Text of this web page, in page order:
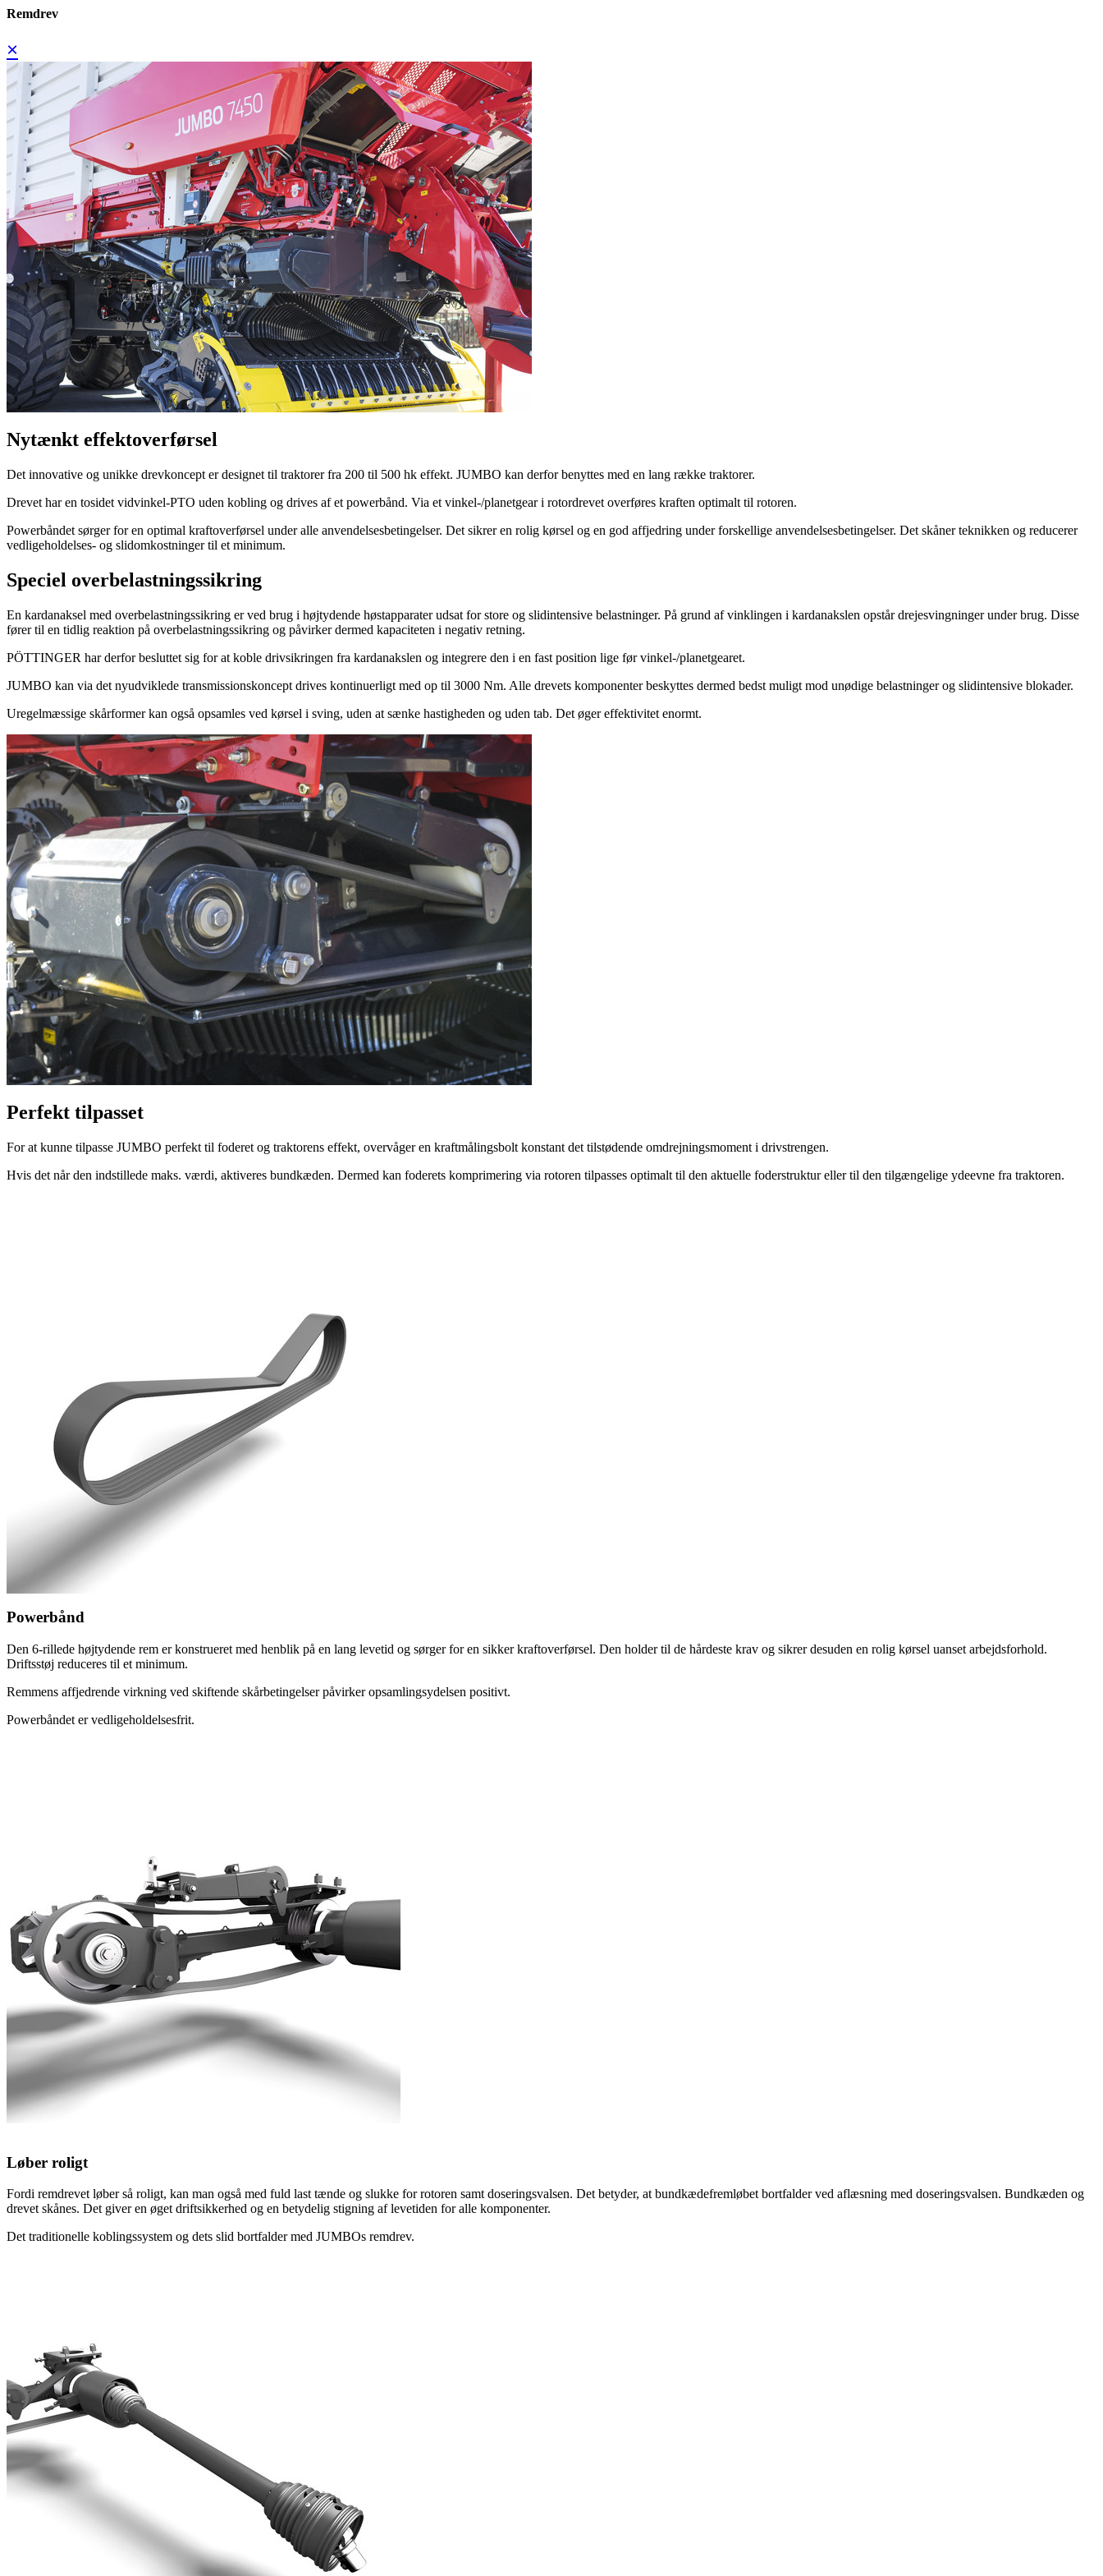
Remdrev
×
Nytænkt effektoverførsel
Det innovative og unikke drevkoncept er designet til traktorer fra 200 til 500 hk effekt. JUMBO kan derfor benyttes med en lang række traktorer.
Drevet har en tosidet vidvinkel-PTO uden kobling og drives af et powerbånd. Via et vinkel-/planetgear i rotordrevet overføres kraften optimalt til rotoren.
Powerbåndet sørger for en optimal kraftoverførsel under alle anvendelsesbetingelser. Det sikrer en rolig kørsel og en god affjedring under forskellige anvendelsesbetingelser. Det skåner teknikken og reducerer
vedligeholdelses- og slidomkostninger til et minimum.
Speciel overbelastningssikring
En kardanaksel med overbelastningssikring er ved brug i højtydende høstapparater udsat for store og slidintensive belastninger. På grund af vinklingen i kardanakslen opstår drejesvingninger under brug. Disse
fører til en tidlig reaktion på overbelastningssikring og påvirker dermed kapaciteten i negativ retning.
PÖTTINGER har derfor besluttet sig for at koble drivsikringen fra kardanakslen og integrere den i en fast position lige før vinkel-/planetgearet.
JUMBO kan via det nyudviklede transmissionskoncept drives kontinuerligt med op til 3000 Nm. Alle drevets komponenter beskyttes dermed bedst muligt mod unødige belastninger og slidintensive blokader.
Uregelmæssige skårformer kan også opsamles ved kørsel i sving, uden at sænke hastigheden og uden tab. Det øger effektivitet enormt.
Perfekt tilpasset
For at kunne tilpasse JUMBO perfekt til foderet og traktorens effekt, overvåger en kraftmålingsbolt konstant det tilstødende omdrejningsmoment i drivstrengen.
Hvis det når den indstillede maks. værdi, aktiveres bundkæden. Dermed kan foderets komprimering via rotoren tilpasses optimalt til den aktuelle foderstruktur eller til den tilgængelige ydeevne fra traktoren.
Powerbånd
Den 6-rillede højtydende rem er konstrueret med henblik på en lang levetid og sørger for en sikker kraftoverførsel. Den holder til de hårdeste krav og sikrer desuden en rolig kørsel uanset arbejdsforhold.
Driftsstøj reduceres til et minimum.
Remmens affjedrende virkning ved skiftende skårbetingelser påvirker opsamlingsydelsen positivt.
Powerbåndet er vedligeholdelsesfrit.
Løber roligt
Fordi remdrevet løber så roligt, kan man også med fuld last tænde og slukke for rotoren samt doseringsvalsen. Det betyder, at bundkædefremløbet bortfalder ved aflæsning med doseringsvalsen. Bundkæden og
drevet skånes. Det giver en øget driftsikkerhed og en betydelig stigning af levetiden for alle komponenter.
Det traditionelle koblingssystem og dets slid bortfalder med JUMBOs remdrev.